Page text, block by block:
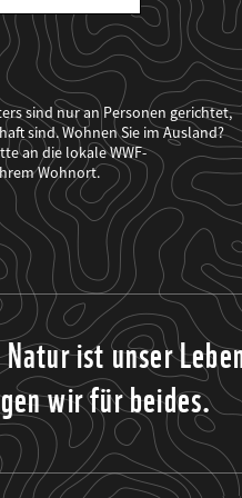
sind nur an Personen gerichtet,
sind. Wohnen Sie im Ausland?
an die lokale WWF-
Wohnort.
Natur ist unser
wir für beides.